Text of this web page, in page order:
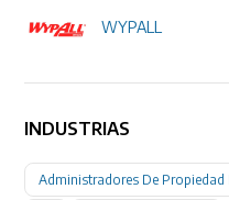
WYPALL
INDUSTRIAS
Administradores De Propiedad